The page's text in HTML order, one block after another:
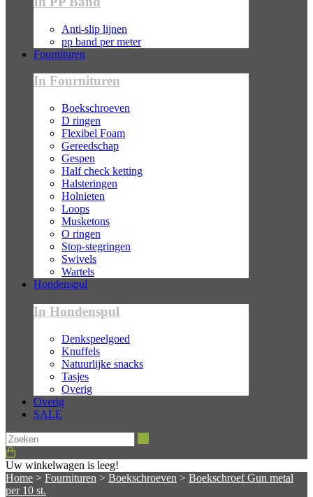
Anti-slip lijnen
pp band per meter
Fournituren
In Fournituren
Boekschroeven
D ringen
Flexibel Foam
Gereedschap
Gespen
Half check ketting
Halsteringen
Holnieten
Loops
Musketons
O ringen
Stop-stegringen
Swivels
Wartels
Hondenspul
In Hondenspul
Denkspeelgoed
Knuffels
Natuurlijke snacks
Tasjes
Overig
Overig
SALE
Uw winkelwagen is leeg!
Home > Fournituren > Boekschroeven > Boekschroef Gun metal
per 10 st.